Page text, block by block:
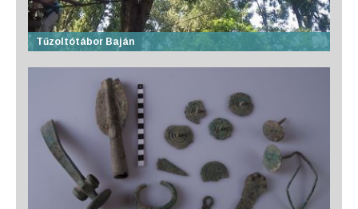
Tűzoltótábor Baján